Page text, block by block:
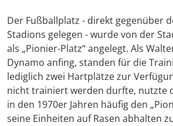
Der Fußballplatz - direkt gegenüber
Stadions gelegen - wurde von der
als „Pionier-Platz“ angelegt. Als
Dynamo anfing, standen für die
lediglich zwei Hartplätze zur
nicht trainiert werden durfte, nutzte
in den 1970er Jahren häufig den
seine Einheiten auf Rasen abhalten